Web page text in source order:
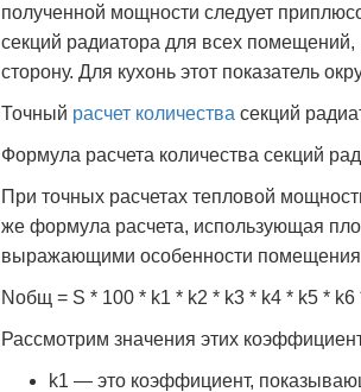
полученной мощности следует
секций радиатора для всех
сторону. Для кухонь этот показатель
Точный расчет количества секций
Формула расчета количества секций
При точных расчетах тепловой
же формула расчета, использующая
выражающими особенности
Nобщ = S * 100 * k1 * k2 * k3 * k4 * k5 *
Рассмотрим значения этих
k1 — это коэффициент,